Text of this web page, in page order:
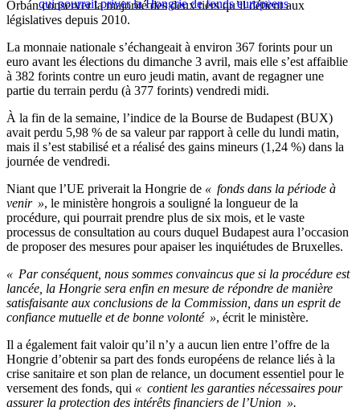
qui pourrait priver la Hongrie de fonds européens
Orbán conserver la majorité des deux tiers qu’il détient aux
législatives depuis 2010.
La monnaie nationale s’échangeait à environ 367 forints pour un
euro avant les élections du dimanche 3 avril, mais elle s’est affaiblie
à 382 forints contre un euro jeudi matin, avant de regagner une
partie du terrain perdu (à 377 forints) vendredi midi.
À la fin de la semaine, l’indice de la Bourse de Budapest (BUX)
avait perdu 5,98 % de sa valeur par rapport à celle du lundi matin,
mais il s’est stabilisé et a réalisé des gains mineurs (1,24 %) dans la
journée de vendredi.
Niant que l’UE priverait la Hongrie de « fonds dans la période à
venir », le ministère hongrois a souligné la longueur de la
procédure, qui pourrait prendre plus de six mois, et le vaste
processus de consultation au cours duquel Budapest aura l’occasion
de proposer des mesures pour apaiser les inquiétudes de Bruxelles.
« Par conséquent, nous sommes convaincus que si la procédure est
lancée, la Hongrie sera enfin en mesure de répondre de manière
satisfaisante aux conclusions de la Commission, dans un esprit de
confiance mutuelle et de bonne volonté », écrit le ministère.
Il a également fait valoir qu’il n’y a aucun lien entre l’offre de la
Hongrie d’obtenir sa part des fonds européens de relance liés à la
crise sanitaire et son plan de relance, un document essentiel pour le
versement des fonds, qui « contient les garanties nécessaires pour
assurer la protection des intérêts financiers de l’Union ».